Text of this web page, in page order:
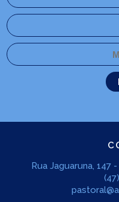
Rua Jaguaruna, 147